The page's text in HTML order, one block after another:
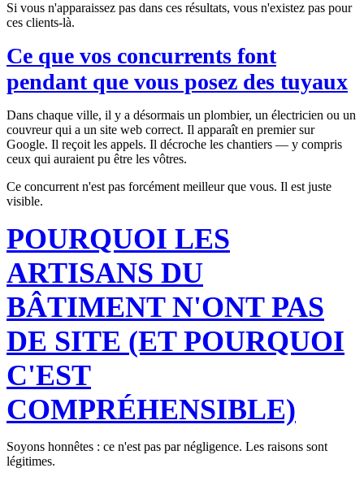
Si vous n'apparaissez pas dans ces résultats, vous n'existez pas pour
ces clients-là.
Ce que vos concurrents font
pendant que vous posez des tuyaux
Dans chaque ville, il y a désormais un plombier, un électricien ou un
couvreur qui a un site web correct. Il apparaît en premier sur
Google. Il reçoit les appels. Il décroche les chantiers — y compris
ceux qui auraient pu être les vôtres.
Ce concurrent n'est pas forcément meilleur que vous. Il est juste
visible.
POURQUOI LES
ARTISANS DU
BÂTIMENT N'ONT PAS
DE SITE (ET POURQUOI
C'EST
COMPRÉHENSIBLE)
Soyons honnêtes : ce n'est pas par négligence. Les raisons sont
légitimes.